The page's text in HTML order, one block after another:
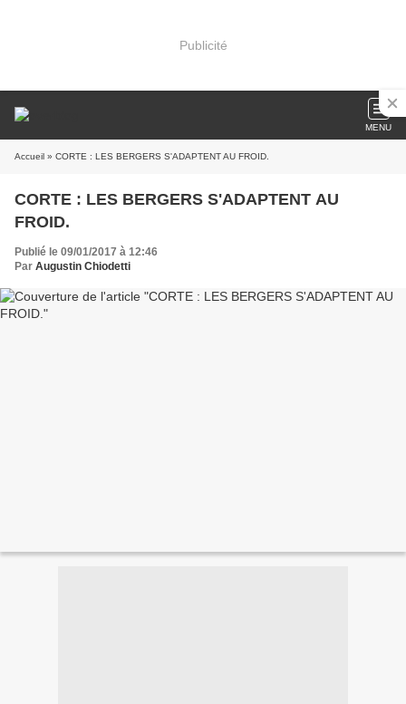
Publicité
MENU
Accueil » CORTE : LES BERGERS S'ADAPTENT AU FROID.
CORTE : LES BERGERS S'ADAPTENT AU
FROID.
Publié le 09/01/2017 à 12:46
Par Augustin Chiodetti